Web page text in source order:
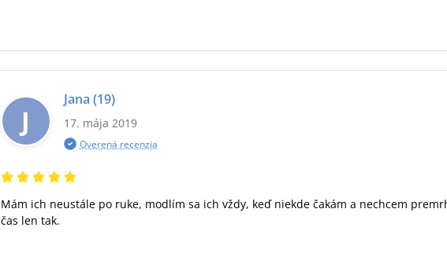
J
Jana (19)
17. mája 2019
Overená recenzia
Mám ich neustále po ruke, modlím sa ich vždy, keď niekde čakám a nechcem
čas len tak.